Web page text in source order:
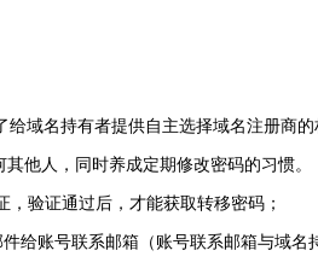
域名持有者提供自主选择域名注册商
他人，同时养成定期修改密码的习惯。
验证通过后，才能获取转移密码；
给账号联系邮箱（账号联系邮箱与域